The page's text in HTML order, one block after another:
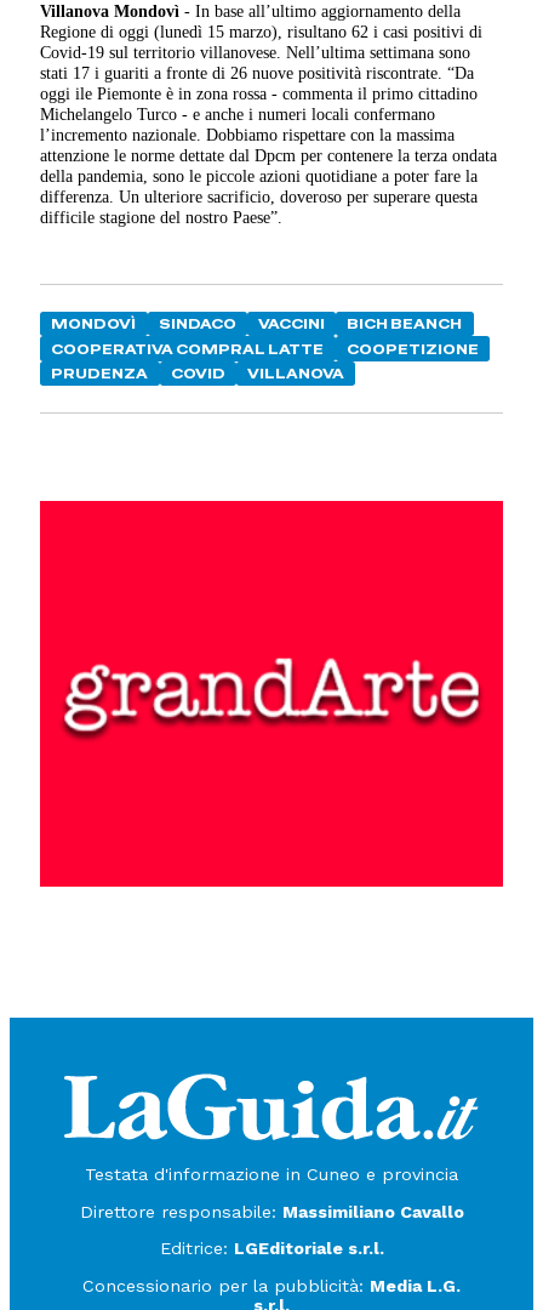
Villanova Mondovì- In base all’ultimo aggiornamento della
Regione di oggi (lunedì 15 marzo), risultano 62 i casi positivi di
Covid-19 sul territorio villanovese. Nell’ultima settimana sono
stati 17 i guariti a fronte di 26 nuove positività riscontrate. “Da
oggi ile Piemonte è in zona rossa - commenta il primo cittadino
Michelangelo Turco - e anche i numeri locali confermano
l’incremento nazionale. Dobbiamo rispettare con la massima
attenzione le norme dettate dal Dpcm per contenere la terza ondata
della pandemia, sono le piccole azioni quotidiane a poter fare la
differenza. Un ulteriore sacrificio, doveroso per superare questa
difficile stagione del nostro Paese”.
MONDOVÌ SINDACO VACCINI
BICH BEANCH
COOPERATIVA COMPRAL LATTE
COOPETIZIONE
PRUDENZA
COVID VILLANOVA
Testata d'informazione in Cuneo e provincia
Direttore responsabile: Massimiliano Cavallo
Editrice: LGEditoriale s.r.l.
Concessionario per la pubblicità: Media L.G.
s.r.l.